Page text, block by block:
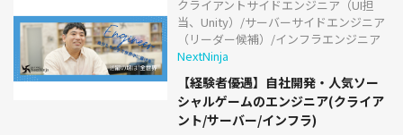
クライアントサイドエンジニア（UI担
当、Unity）/サーバーサイドエンジニア
（リーダー候補）/インフラエンジニア
NextNinja
【経験者優遇】自社開発・人気ソー
シャルゲームのエンジニア(クライア
ント/サーバー/インフラ)